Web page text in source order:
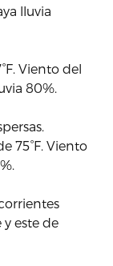
lluvia
Viento del
80%.
75°F. Viento
este de